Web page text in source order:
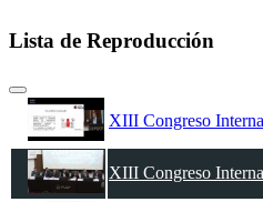
Lista de Reproducción
XIII Congreso
XIII Congreso